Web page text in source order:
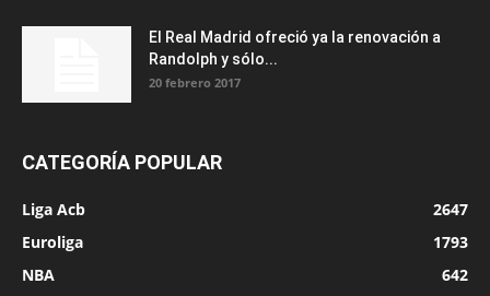
El Real Madrid ofreció ya la renovación a
Randolph y sólo...
20 febrero 2017
CATEGORÍA POPULAR
Liga Acb
2647
Euroliga
1793
NBA
642